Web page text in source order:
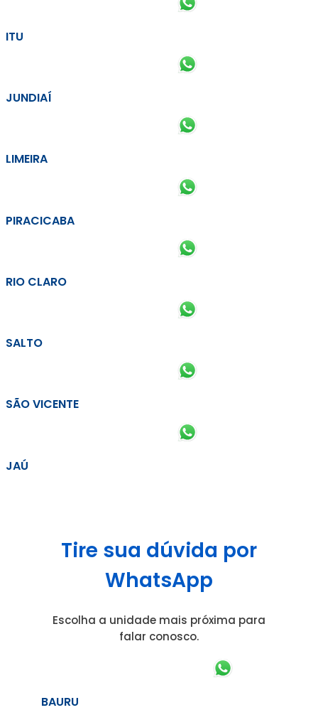
ITU
JUNDIAÍ
LIMEIRA
PIRACICABA
RIO CLARO
SALTO
SÃO VICENTE
JAÚ
Tire sua dúvida por
WhatsApp
Escolha a unidade mais próxima para
falar conosco.
BAURU